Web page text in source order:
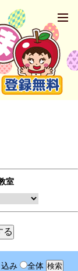
室
み 全体